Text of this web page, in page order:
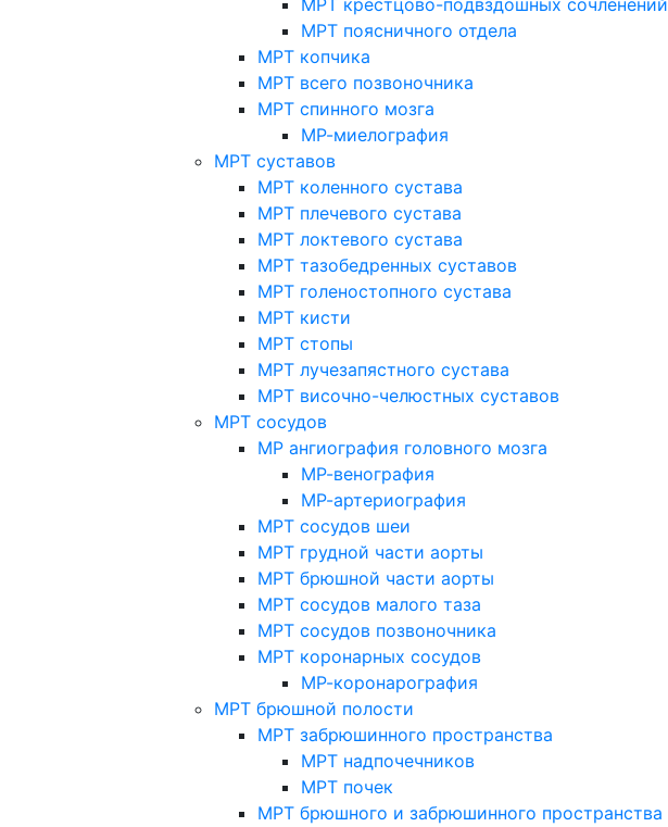
МРТ крестцово-подвздошных сочленений
МРТ поясничного отдела
МРТ копчика
МРТ всего позвоночника
МРТ спинного мозга
МР-миелография
МРТ суставов
МРТ коленного сустава
МРТ плечевого сустава
МРТ локтевого сустава
МРТ тазобедренных суставов
МРТ голеностопного сустава
МРТ кисти
МРТ стопы
МРТ лучезапястного сустава
МРТ височно-челюстных суставов
МРТ сосудов
МР ангиография головного мозга
МР-венография
МР-артериография
МРТ сосудов шеи
МРТ грудной части аорты
МРТ брюшной части аорты
МРТ сосудов малого таза
МРТ сосудов позвоночника
МРТ коронарных сосудов
МР-коронарография
МРТ брюшной полости
МРТ забрюшинного пространства
МРТ надпочечников
МРТ почек
МРТ брюшного и забрюшинного пространства